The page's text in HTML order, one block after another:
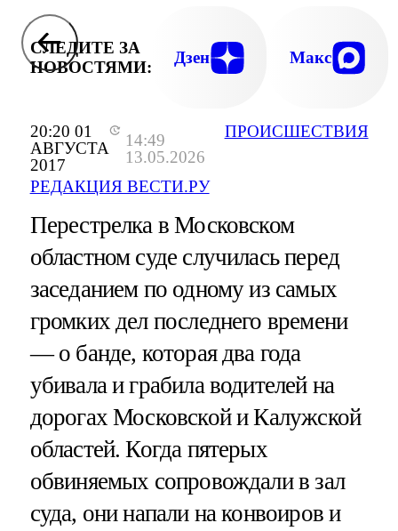
20:20 01
АВГУСТА
2017
14:49
13.05.2026
РЕДАКЦИЯ ВЕСТИ.РУ
ПРОИСШЕСТВИЯ
СЛЕДИТЕ ЗА
НОВОСТЯМИ:
Дзен Макс
Перестрелка в Московском
областном суде случилась перед
заседанием по одному из самых
громких дел последнего времени
— о банде, которая два года
убивала и грабила водителей на
дорогах Московской и Калужской
областей. Когда пятерых
обвиняемых сопровождали в зал
суда, они напали на конвоиров и